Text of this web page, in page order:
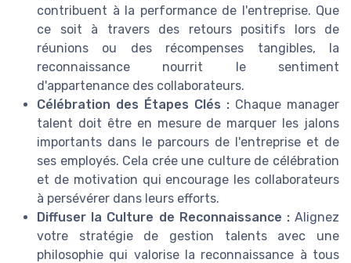
contribuent à la performance de l'entreprise. Que
ce soit à travers des retours positifs lors de
réunions ou des récompenses tangibles, la
reconnaissance nourrit le sentiment
d'appartenance des collaborateurs.
Célébration des Étapes Clés : Chaque manager
talent doit être en mesure de marquer les jalons
importants dans le parcours de l'entreprise et de
ses employés. Cela crée une culture de célébration
et de motivation qui encourage les collaborateurs
à persévérer dans leurs efforts.
Diffuser la Culture de Reconnaissance : Alignez
votre stratégie de gestion talents avec une
philosophie qui valorise la reconnaissance à tous